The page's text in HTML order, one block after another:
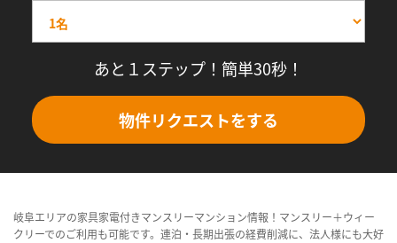
あと１ステップ！簡単30秒！
物件リクエストをする
岐阜エリアの家具家電付きマンスリーマンション情報！マンスリー＋ウィー
クリーでのご利用も可能です。連泊・長期出張の経費削減に、法人様にも大好